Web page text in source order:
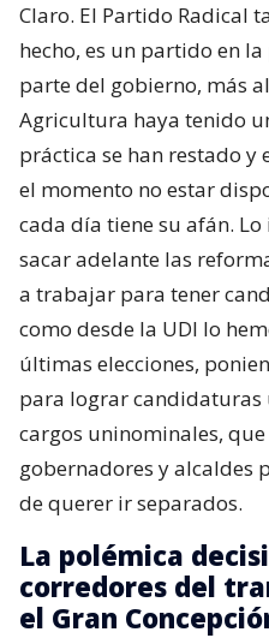
Claro. El Partido Radical
hecho, es un partido en
parte del gobierno, más
Agricultura haya tenido
práctica se han restado y
el momento no estar
cada día tiene su afán.
sacar adelante las
a trabajar para tener
como desde la UDI lo
últimas elecciones,
para lograr candidaturas
cargos uninominales,
gobernadores y alcaldes
de querer ir separados.
La polémica
corredores del
el Gran